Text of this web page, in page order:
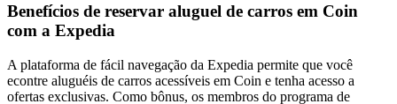
Benefícios de reservar aluguel de carros em Coin
com a Expedia
A plataforma de fácil navegação da Expedia permite que você
econtre aluguéis de carros acessíveis em Coin e tenha acesso a
ofertas exclusivas. Como bônus, os membros do programa de